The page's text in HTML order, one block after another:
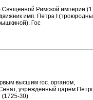
Римской империи
имп. Петра I
Гос
высшим гос. органом,
учрежденный царем
(1725-30)